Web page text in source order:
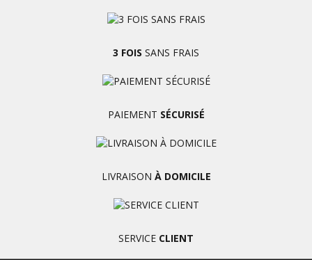
3 FOIS SANS FRAIS
PAIEMENT SÉCURISÉ
LIVRAISON À DOMICILE
SERVICE CLIENT